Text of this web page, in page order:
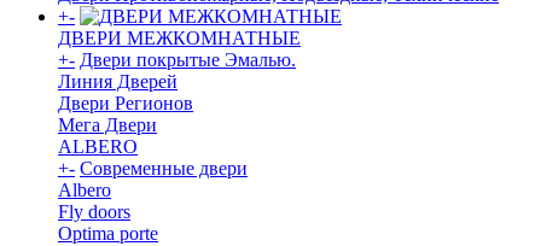
+-
ДВЕРИ МЕЖКОМНАТНЫЕ
+- Двери покрытые Эмалью.
Линия Дверей
Двери Регионов
Мега Двери
ALBERO
+- Современные двери
Albero
Fly doors
Optima porte